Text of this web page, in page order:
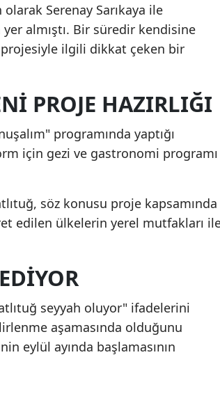
Serenay Sarıkaya ile
almıştı. Bir süredir kendisine
ilgili dikkat çeken bir
PROJE HAZIRLIĞI
programında yaptığı
için gezi ve gastronomi programı
söz konusu proje kapsamında
edilen ülkelerin yerel mutfakları
seyyah oluyor" ifadelerini
aşamasında olduğunu
eylül ayında başlamasının